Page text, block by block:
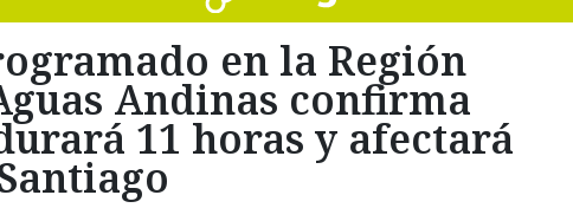
en la Región
Andinas confirma
11 horas y afectará